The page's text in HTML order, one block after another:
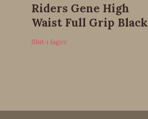
Riders Gene High
Waist Full Grip Black
Slut i lager